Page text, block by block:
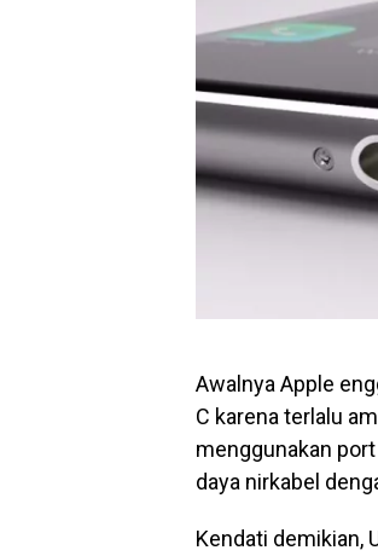
Awalnya Apple
C karena terlalu
menggunakan
daya nirkabel
Kendati demikian,